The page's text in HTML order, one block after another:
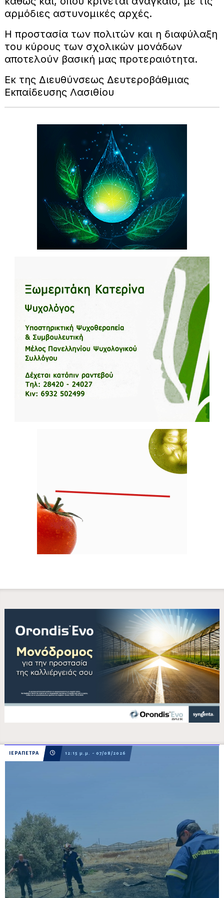
αρμόδιες αστυνομικές αρχές.
Η προστασία των πολιτών και η διαφύλαξη
του κύρους των σχολικών μονάδων
αποτελούν βασική μας προτεραιότητα.
Εκ της Διευθύνσεως Δευτεροβάθμιας
Εκπαίδευσης Λασιθίου
ΙΕΡΑΠΕΤΡΑ 12:15 μ.μ. - 07/08/2026